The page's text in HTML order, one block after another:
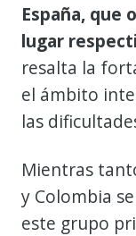
España, que
lugar
resalta la
el ámbito
las
Mientras
y Colombia
este grupo